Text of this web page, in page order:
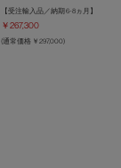
【受注輸入品／納期 6-8ヵ月】
￥267,300
(通常価格 ￥297,000)